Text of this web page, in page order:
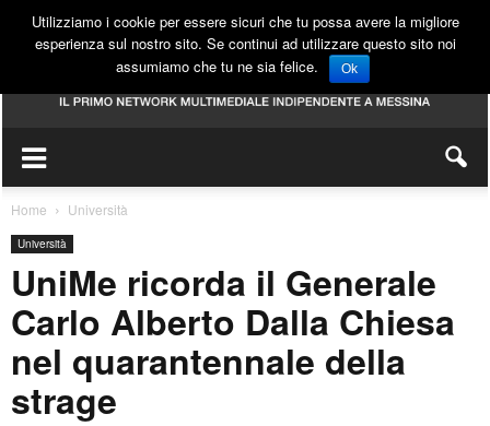
Home Università
Università
UniMe ricorda il Generale
Carlo Alberto Dalla Chiesa
nel quarantennale della
strage
Utilizziamo i cookie per essere sicuri che tu possa avere la migliore
esperienza sul nostro sito. Se continui ad utilizzare questo sito noi
assumiamo che tu ne sia felice.
Ok